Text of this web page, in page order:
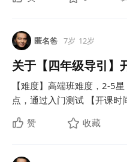
匿名爸 7岁 12岁
关于【四年级导引】
【难度】高端班难度，2-5
点，通过入门测试 【开课
赞
收藏